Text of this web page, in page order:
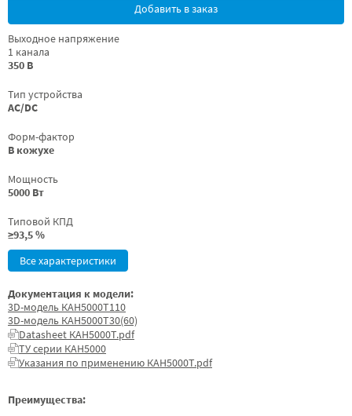
Добавить в заказ
Выходное напряжение
1 канала
350 В
Тип устройства
AC/DC
Форм-фактор
В кожухе
Мощность
5000 Вт
Типовой КПД
≥93,5 %
Все характеристики
Преимущества:
Документация к модели:
3D-модель КАН5000Т110
3D-модель КАН5000Т30(60)
Datasheet КАН5000Т.pdf
ТУ серии КАН5000
Указания по применению КАН5000Т.pdf